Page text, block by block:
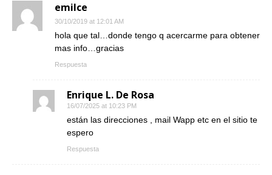
emilce
30/10/2019 at 12:01 AM
hola que tal…donde tengo q acercarme para obtener
mas info…gracias
Respuesta
Enrique L. De Rosa
16/07/2025 at 10:23 PM
están las direcciones , mail Wapp etc en el sitio te
espero
Respuesta